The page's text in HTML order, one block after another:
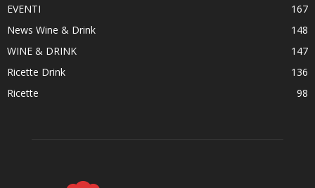
EVENTI
167
News Wine & Drink
148
WINE & DRINK
147
Ricette Drink
136
Ricette
98